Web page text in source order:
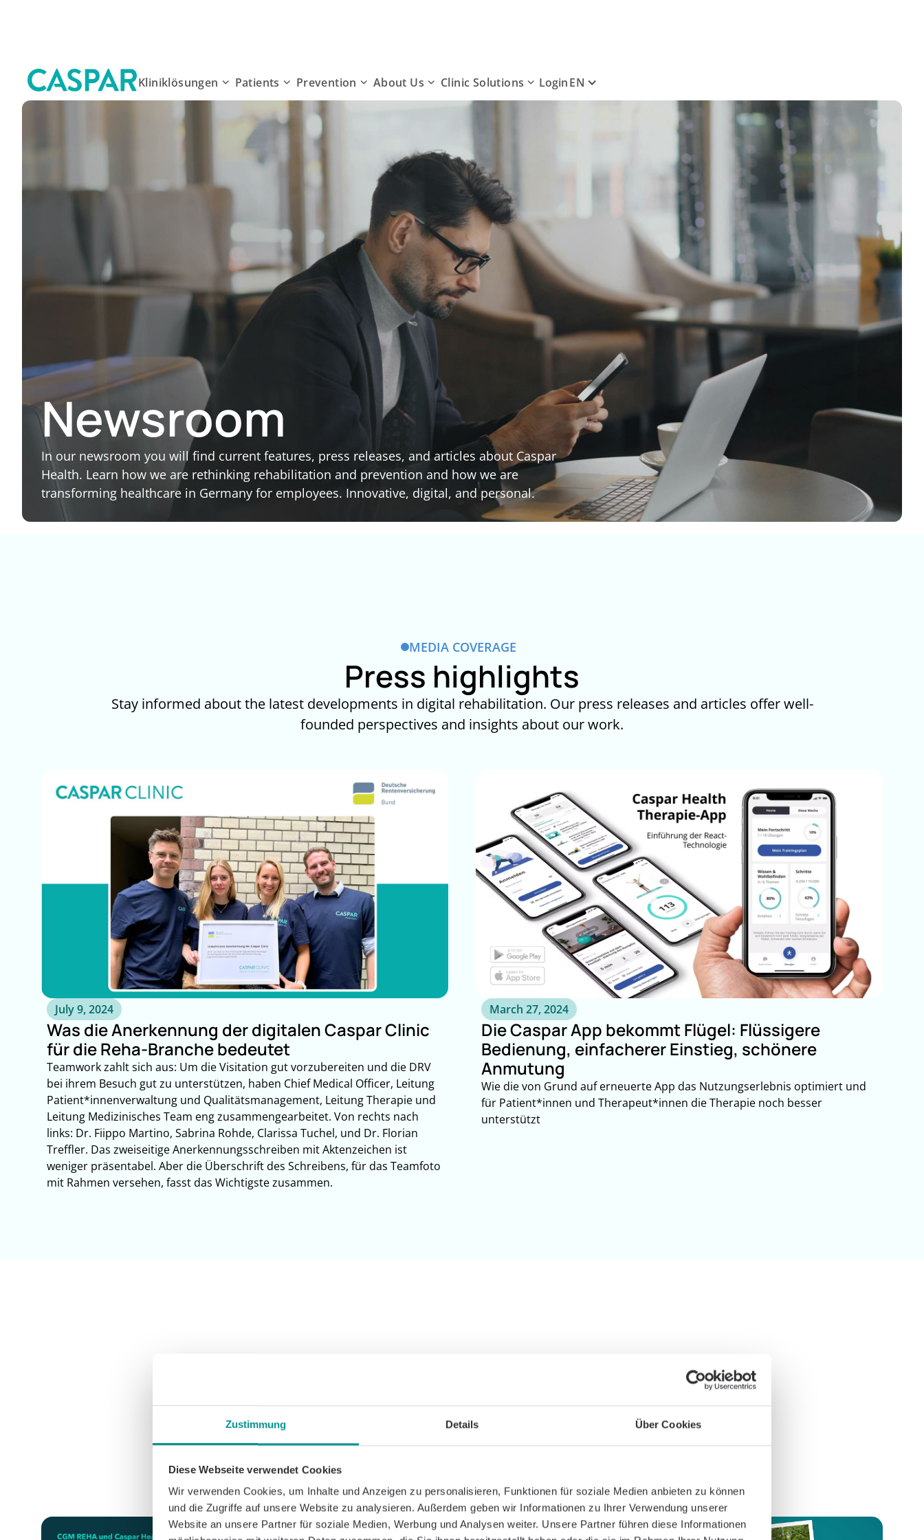
Zustimmung Details Über Cookies
Diese Webseite verwendet Cookies
Wir verwenden Cookies, um Inhalte und Anzeigen zu personalisieren, Funktionen für soziale Medien anbieten zu können
und die Zugriffe auf unsere Website zu analysieren. Außerdem geben wir Informationen zu Ihrer Verwendung unserer
Website an unsere Partner für soziale Medien, Werbung und Analysen weiter. Unsere Partner führen diese Informationen
Kliniklösungen Patients Prevention About Us Clinic Solutions LoginEN
Newsroom
In our newsroom you will find current features, press releases, and articles about Caspar
Health. Learn how we are rethinking rehabilitation and prevention and how we are
transforming healthcare in Germany for employees. Innovative, digital, and personal.
MEDIA COVERAGE
Press highlights
Stay informed about the latest developments in digital rehabilitation. Our press releases and articles offer well-
founded perspectives and insights about our work.
July 9, 2024
Was die Anerkennung der digitalen Caspar Clinic
für die Reha-Branche bedeutet
Teamwork zahlt sich aus: Um die Visitation gut vorzubereiten und die DRV
bei ihrem Besuch gut zu unterstützen, haben Chief Medical Officer, Leitung
Patient*innenverwaltung und Qualitätsmanagement, Leitung Therapie und
Leitung Medizinisches Team eng zusammengearbeitet. Von rechts nach
links: Dr. Fiippo Martino, Sabrina Rohde, Clarissa Tuchel, und Dr. Florian
Treffler. Das zweiseitige Anerkennungsschreiben mit Aktenzeichen ist
weniger präsentabel. Aber die Überschrift des Schreibens, für das Teamfoto
mit Rahmen versehen, fasst das Wichtigste zusammen.
March 27, 2024
Die Caspar App bekommt Flügel: Flüssigere
Bedienung, einfacherer Einstieg, schönere
Anmutung
Wie die von Grund auf erneuerte App das Nutzungserlebnis optimiert und
für Patient*innen und Therapeut*innen die Therapie noch besser
unterstützt
Our resources. Your knowledge.
Since our founding nine years ago, Caspar Health has contributed significantly to more than
50 scientific studies on the effectiveness of digital prevention and aftercare. Stay up to date